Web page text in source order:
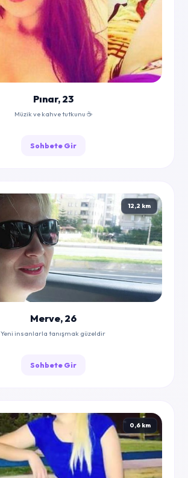
Pınar, 23
Müzik ve kahve tutkunu ☕
Sohbete Gir
12,2 km
Merve, 26
Yeni insanlarla tanışmak güzeldir
Sohbete Gir
0,6 km